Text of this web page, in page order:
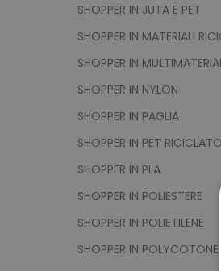
SHOPPER IN JUTA E PET
SHOPPER IN MATERIALI
SHOPPER IN
SHOPPER IN NYLON
SHOPPER IN PAGLIA
SHOPPER IN PET RICICLATO
SHOPPER IN PLA
SHOPPER IN POLIESTERE
SHOPPER IN POLIETILENE
SHOPPER IN POLYCOTONE